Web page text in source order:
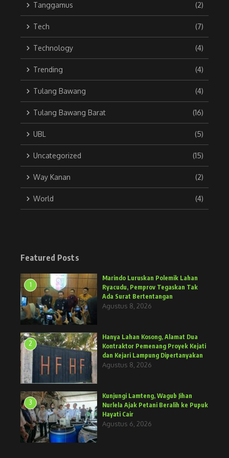
Tanggamus (2)
Tech (7)
Technology (4)
Trending (4)
Tulang Bawang (4)
Tulang Bawang Barat (16)
UBL (5)
Uncategorized (15)
Way Kanan (2)
World (4)
Featured Posts
1
Marindo Luruskan Polemik Lahan
Ryacudu, Pemprov Tegaskan Tak
Ada Surat Bertentangan
Agustus 8, 2026
2
Hanya Lahan Kosong, Alamat Dua
Kontraktor Pemenang Proyek Kejati
dan Kejari Lampung Dipertanyakan
Agustus 8, 2026
3
Kunjungi Lamteng, Wagub Jihan
Nurlela Ajak Petani Beralih ke Pupuk
Hayati Cair
Agustus 6, 2026